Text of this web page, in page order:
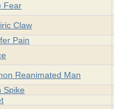
Fear
Claw
Pain
Reanimated Man
Spike